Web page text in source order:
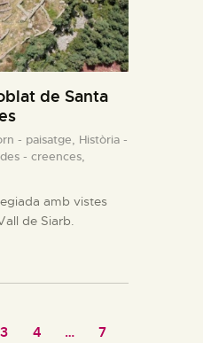
de Santa
- paisatge, Història -
- creences,
amb vistes
de Siarb.
3 4 …
7